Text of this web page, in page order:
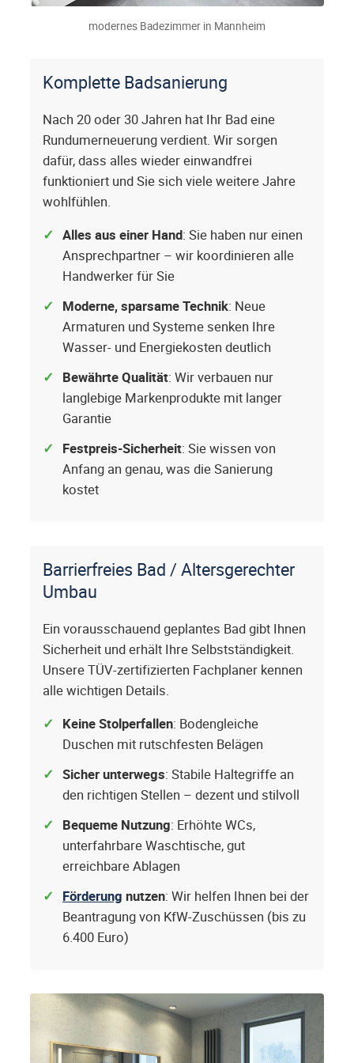
modernes Badezimmer in Mannheim
Komplette Badsanierung
Nach 20 oder 30 Jahren hat Ihr Bad eine
Rundumerneuerung verdient. Wir sorgen
dafür, dass alles wieder einwandfrei
funktioniert und Sie sich viele weitere Jahre
wohlfühlen.
Alles aus einer Hand: Sie haben nur einen
Ansprechpartner – wir koordinieren alle
Handwerker für Sie
Moderne, sparsame Technik: Neue
Armaturen und Systeme senken Ihre
Wasser- und Energiekosten deutlich
Bewährte Qualität: Wir verbauen nur
langlebige Markenprodukte mit langer
Garantie
Festpreis-Sicherheit: Sie wissen von
Anfang an genau, was die Sanierung
kostet
Barrierfreies Bad / Altersgerechter
Umbau
Ein vorausschauend geplantes Bad gibt Ihnen
Sicherheit und erhält Ihre Selbstständigkeit.
Unsere TÜV-zertifizierten Fachplaner kennen
alle wichtigen Details.
Keine Stolperfallen: Bodengleiche
Duschen mit rutschfesten Belägen
Sicher unterwegs: Stabile Haltegriffe an
den richtigen Stellen – dezent und stilvoll
Bequeme Nutzung: Erhöhte WCs,
unterfahrbare Waschtische, gut
erreichbare Ablagen
Förderung nutzen: Wir helfen Ihnen bei der
Beantragung von KfW-Zuschüssen (bis zu
6.400 Euro)